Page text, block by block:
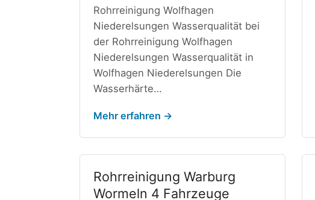
Rohrreinigung Wolfhagen
Niederelsungen Wasserqualität bei
der Rohrreinigung Wolfhagen
Niederelsungen Wasserqualität in
Wolfhagen Niederelsungen Die
Wasserhärte…
Mehr erfahren →
Rohrreinigung Warburg
Wormeln 4 Fahrzeuge